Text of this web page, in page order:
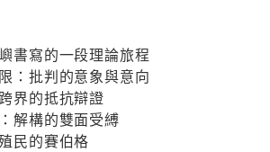
書寫的一段理論旅程
：批判的意象與意向
界的抵抗辯證
解構的雙面受縛
民的賽伯格